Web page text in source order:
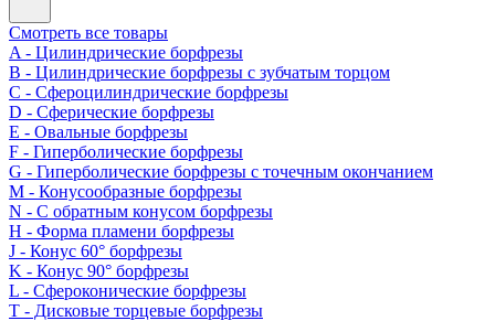
Смотреть все товары
A - Цилиндрические борфрезы
B - Цилиндрические борфрезы с зубчатым торцом
C - Сфероцилиндрические борфрезы
D - Сферические борфрезы
E - Овальные борфрезы
F - Гиперболические борфрезы
G - Гиперболические борфрезы с точечным окончанием
M - Конусообразные борфрезы
N - С обратным конусом борфрезы
H - Форма пламени борфрезы
J - Конус 60° борфрезы
K - Конус 90° борфрезы
L - Сфероконические борфрезы
T - Дисковые торцевые борфрезы